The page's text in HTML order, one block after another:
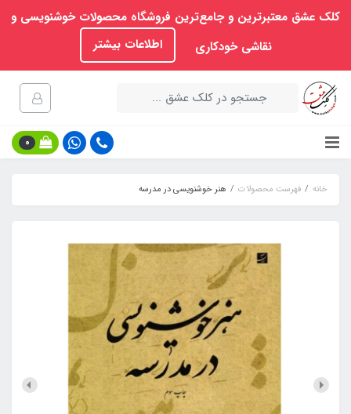
کلک عشق معتبرترین و جامع‌ترین فروشگاه محصولات خوشنویسی و
نقاشی خودکاری
اطلاعات بیشتر
0
خانه فهرست محصولات هنر خوشنویسی در مدرسه